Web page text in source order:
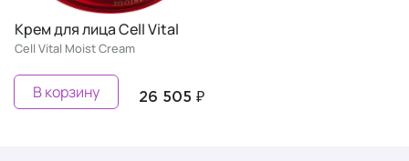
Крем для лица Cell Vital
Cell Vital Moist Cream
26 505 ₽
В корзину